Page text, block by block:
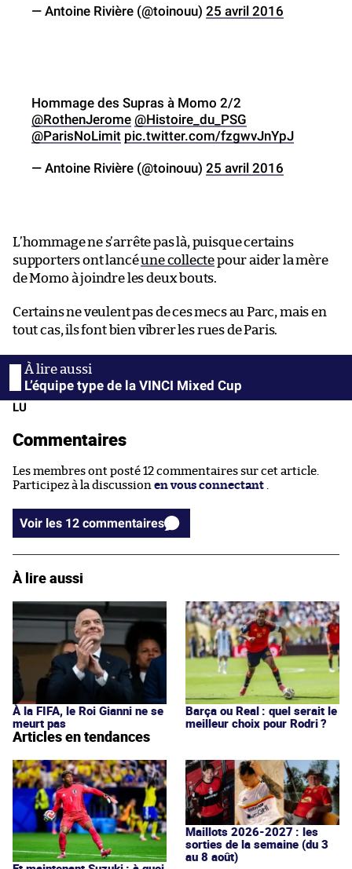
— Antoine Rivière (@toinouu) 25 avril 2016
Hommage des Supras à Momo 2/2
@RothenJerome @Histoire_du_PSG
@ParisNoLimit pic.twitter.com/fzgwvJnYpJ
— Antoine Rivière (@toinouu) 25 avril 2016
L’hommage ne s’arrête pas là, puisque certains
supporters ont lancéune collectepour aider la mère
de Momo à joindre les deux bouts.
Certains ne veulent pas de ces mecs au Parc, mais en
tout cas, ils font bien vibrer les rues de Paris.
L’équipe type de la VINCI Mixed Cup
LU
Commentaires
Les membres ont posté 12 commentaires sur cet article.
Participez à la discussion en vous connectant
Voir les 12 commentaires
À lire aussi
À la FIFA, le Roi Gianni ne se
meurt pas
Barça ou Real : quel serait le
meilleur choix pour Rodri ?
Articles en tendances
Maillots 2026-2027 : les
sorties de la semaine (du 3
au 8 août)